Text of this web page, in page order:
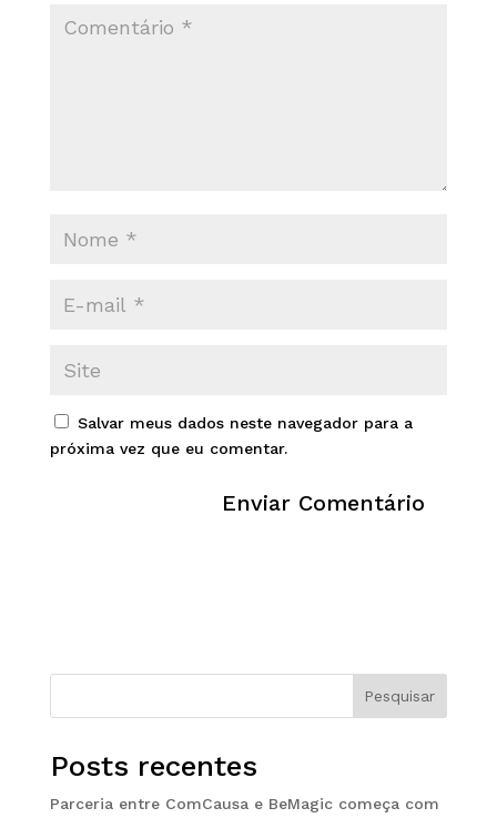
Salvar meus dados neste navegador para a
próxima vez que eu comentar.
Pesquisar
Posts recentes
Parceria entre ComCausa e BeMagic começa com